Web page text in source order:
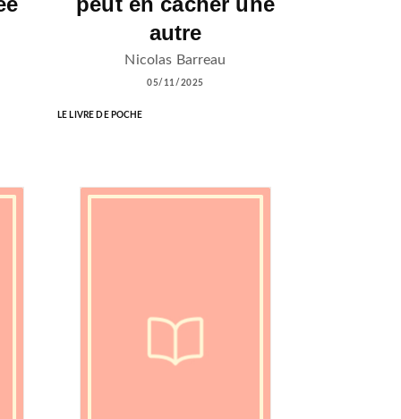
autre
Nicolas Barreau
05/11/2025
LE LIVRE DE POCHE